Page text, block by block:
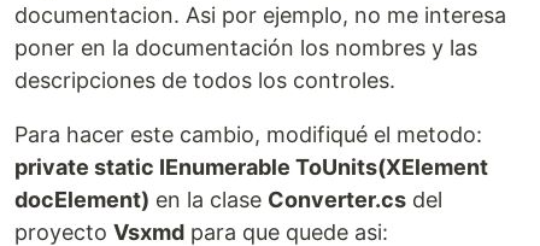
documentacion. Asi por ejemplo, no me interesa
poner en la documentación los nombres y las
descripciones de todos los controles.
Para hacer este cambio, modifiqué el metodo:
private static IEnumerable ToUnits(XElement
docElement) en la clase Converter.cs del
proyecto Vsxmd para que quede asi: